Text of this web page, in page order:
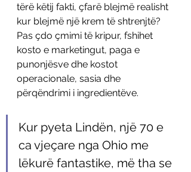
tërë këtij fakti, çfarë blejmë realisht
kur blejmë një krem të shtrenjtë?
Pas çdo çmimi të kripur, fshihet
kosto e marketingut, paga e
punonjësve dhe kostot
operacionale, sasia dhe
përqëndrimi i ingredientëve.
Kur pyeta Lindën, një 70 e
ca vjeçare nga Ohio me
lëkurë fantastike, më tha se